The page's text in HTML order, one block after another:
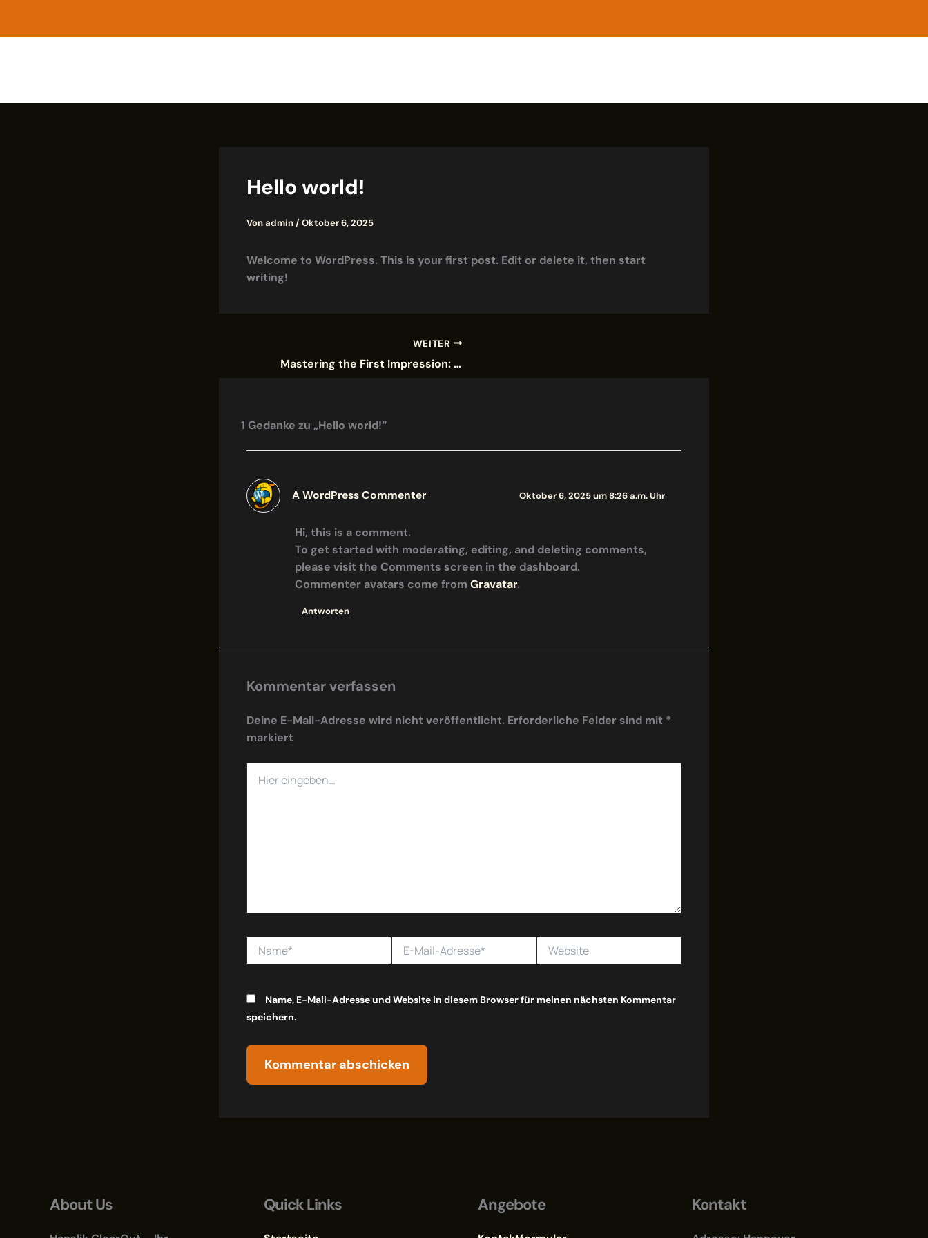
Hello world!
Vonadmin/ Oktober 6, 2025
Welcome to WordPress. This is your first post. Edit or delete it, then start
writing!
WEITER
Mastering the First Impression: Your intriguing post title goes here
1 Gedanke zu „Hello world!“
A WordPress Commenter Oktober 6, 2025 um 8:26 a.m. Uhr
Hi, this is a comment.
To get started with moderating, editing, and deleting comments,
please visit the Comments screen in the dashboard.
Commenter avatars come from Gravatar.
Antworten
Kommentar verfassen
Deine E-Mail-Adresse wird nicht veröffentlicht. Erforderliche Felder sind mit *
markiert
eingeben…
Mail-
Name, E-Mail-Adresse und Website in diesem Browser für meinen nächsten Kommentar
speichern.
About Us Quick Links Angebote Kontakt